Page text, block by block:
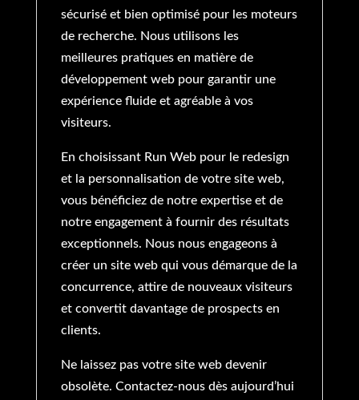
sécurisé et bien optimisé pour les moteurs
de recherche. Nous utilisons les
meilleures pratiques en matière de
développement web pour garantir une
expérience fluide et agréable à vos
visiteurs.
En choisissant Run Web pour le redesign
et la personnalisation de votre site web,
vous bénéficiez de notre expertise et de
notre engagement à fournir des résultats
exceptionnels. Nous nous engageons à
créer un site web qui vous démarque de la
concurrence, attire de nouveaux visiteurs
et convertit davantage de prospects en
clients.
Ne laissez pas votre site web devenir
obsolète. Contactez-nous dès aujourd’hui